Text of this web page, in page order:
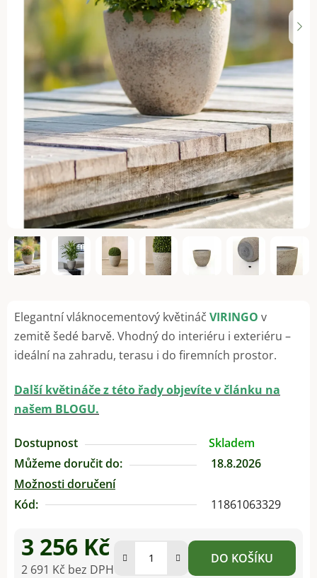
Elegantní vláknocementový květináč VIRINGO v
zemitě šedé barvě. Vhodný do interiéru i exteriéru –
ideální na zahradu, terasu i do firemních prostor.
Další květináče z této řady objevíte v článku na
našem BLOGU.
Dostupnost
Skladem
Můžeme doručit do:
18.8.2026
Možnosti doručení
Kód:
11861063329
3 256 Kč
2 691 Kč bez DPH
DO KOŠÍKU